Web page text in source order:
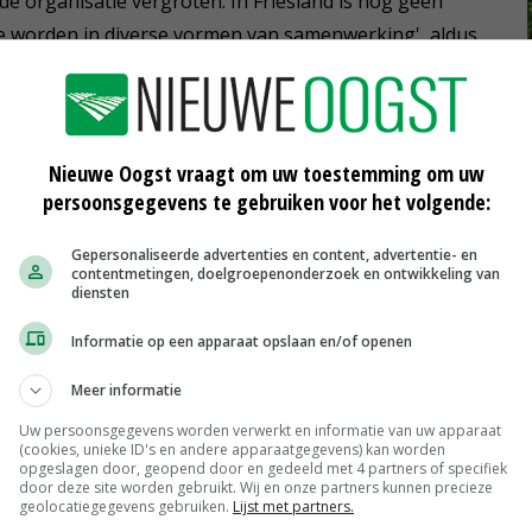
in diverse vormen van samenwerking', aldus
gaat om extensivering en de overstap naar een
Wil je een goed verdienmodel hebben, dan moet de
worden gecompenseerd', stelde melkveehouder
plannen voor de vorming van een
Daarvoor is wel compensatie nodig voor de
om via kavelruil een aaneengesloten extensief
Nieuwe Oogst vraagt om uw toestemming om uw
persoonsgegevens te gebruiken voor het volgende:
Gepersonaliseerde advertenties en content, advertentie- en
contentmetingen, doelgroepenonderzoek en ontwikkeling van
diensten
Informatie op een apparaat opslaan en/of openen
Meer informatie
Uw persoonsgegevens worden verwerkt en informatie van uw apparaat
(cookies, unieke ID's en andere apparaatgegevens) kan worden
opgeslagen door, geopend door en gedeeld met 4 partners of specifiek
door deze site worden gebruikt. Wij en onze partners kunnen precieze
geolocatiegegevens gebruiken. Lijst met partners.